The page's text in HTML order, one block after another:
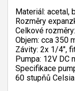
Materiál: acetal,
Rozměry
Celkové
Objem: cca 350
Závity: 2x 1/4",
Pumpa: 12V DC
Specifikace
60 stupňů Celsia